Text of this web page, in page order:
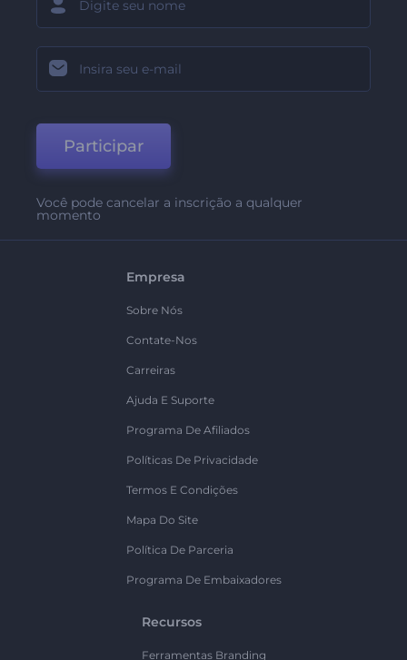
Participar
Você pode cancelar a inscrição a qualquer
momento
Empresa
Sobre Nós
Contate-Nos
Carreiras
Ajuda E Suporte
Programa De Afiliados
Políticas De Privacidade
Termos E Condições
Mapa Do Site
Política De Parceria
Programa De Embaixadores
Recursos
Ferramentas Branding